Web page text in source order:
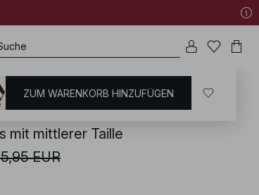
mit mittlerer Taille
EUR
ZUM WARENKORB HINZUFÜGEN